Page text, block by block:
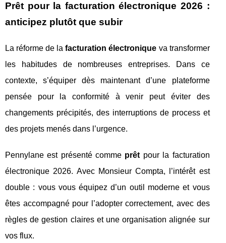
Prêt pour la facturation électronique 2026 :
anticipez plutôt que subir
La réforme de lafacturation électronique va transformer
les habitudes de nombreuses entreprises. Dans ce
contexte, s’équiper dès maintenant d’une plateforme
pensée pour la conformité à venir peut éviter des
changements précipités, des interruptions de process et
des projets menés dans l’urgence.
Pennylane est présenté comme prêt pour la facturation
électronique 2026. Avec Monsieur Compta, l’intérêt est
double : vous vous équipez d’un outil moderne et vous
êtes accompagné pour l’adopter correctement, avec des
règles de gestion claires et une organisation alignée sur
vos flux.